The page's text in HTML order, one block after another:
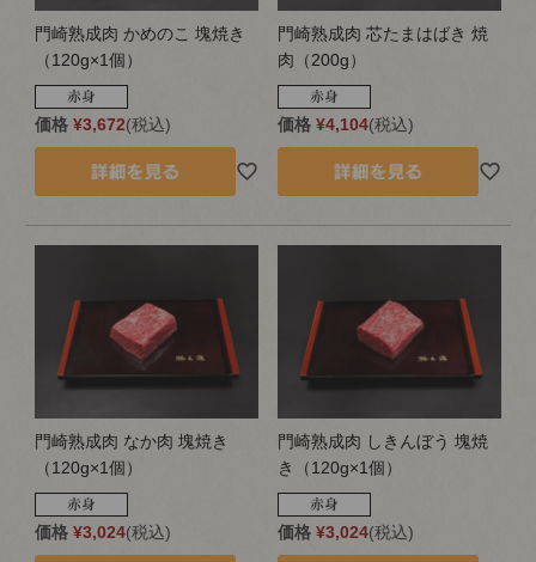
門崎熟成肉 かめのこ 塊焼き
（120g×1個）
価格 ¥3,672 税込
門崎熟成肉 芯たまはばき 焼
肉（200g）
価格 ¥4,104 税込
門崎熟成肉 なか肉 塊焼き
（120g×1個）
価格 ¥3,024 税込
門崎熟成肉 しきんぼう 塊焼
き（120g×1個）
価格 ¥3,024 税込